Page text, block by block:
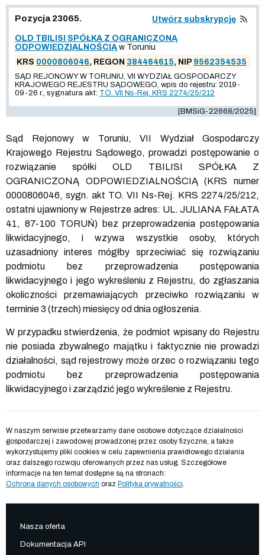
Pozycja 23065. Utwórz subskrypcję
OLD TBILISI SPÓŁKA Z OGRANICZONĄ
ODPOWIEDZIALNOŚCIĄ w Toruniu
KRS 0000806046, REGON 384464615, NIP 9562354535
SĄD REJONOWY W TORUNIU, VII WYDZIAŁ GOSPODARCZY
KRAJOWEGO REJESTRU SĄDOWEGO, wpis do rejestru: 2019-
09-26 r., sygnatura akt: TO. VII Ns-Rej. KRS 2274/25/212
[BMSiG-22668/2025]
Sąd Rejonowy w Toruniu, VII Wydział Gospodarczy
Krajowego Rejestru Sądowego, prowadzi postępowanie o
rozwiązanie spółki OLD TBILISI SPÓŁKA Z
OGRANICZONĄ ODPOWIEDZIALNOŚCIĄ (KRS numer
0000806046, sygn. akt TO. VII Ns-Rej. KRS 2274/25/212,
ostatni ujawniony w Rejestrze adres: UL. JULIANA FAŁATA
41, 87-100 TORUŃ) bez przeprowadzenia postępowania
likwidacyjnego, i wzywa wszystkie osoby, których
uzasadniony interes mógłby sprzeciwiać się rozwiązaniu
podmiotu bez przeprowadzenia postępowania
likwidacyjnego i jego wykreśleniu z Rejestru, do zgłaszania
okoliczności przemawiających przeciwko rozwiązaniu w
terminie 3 (trzech) miesięcy od dnia ogłoszenia.
W przypadku stwierdzenia, że podmiot wpisany do Rejestru
nie posiada zbywalnego majątku i faktycznie nie prowadzi
działalności, sąd rejestrowy może orzec o rozwiązaniu tego
podmiotu bez przeprowadzenia postępowania
likwidacyjnego i zarządzić jego wykreślenie z Rejestru.
W naszym serwisie przetwarzamy dane osobowe dotyczące działalności
gospodarczej i zawodowej prowadzonej przez osoby fizyczne, a także
wykorzystujemy pliki cookies w celu zapewnienia prawidłowego działania
oraz dalszego rozwoju oferowanych przez nas usług. Szczegółowe
informacje na ten temat dostępne są na stronach:
Ochrona danych osobowych oraz Polityka prywatności
Nasza oferta
Dokumentacja API